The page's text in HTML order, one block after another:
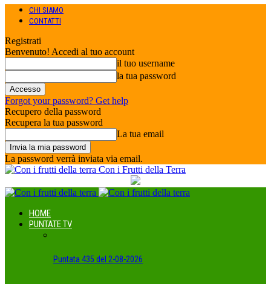
CHI SIAMO
CONTATTI
Registrati
Benvenuto! Accedi al tuo account
il tuo username
la tua password
Forgot your password? Get help
Recupero della password
Recupera la tua password
La tua email
La password verrà inviata via email.
Con i Frutti della Terra
HOME
PUNTATE TV
Puntata 435 del 2-08-2026